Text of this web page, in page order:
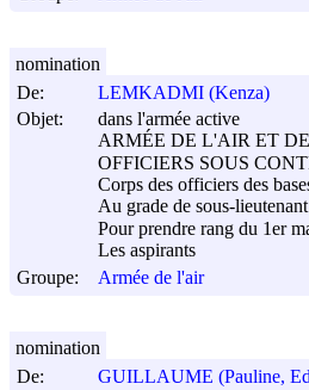
De:
LEMKADMI (Kenza)
Objet:
dans l'armée active
ARMÉE DE L'AIR ET
OFFICIERS SOUS
Corps des officiers des
Au grade de sous-lieutenant
Pour prendre rang du 1er
Les aspirants
Groupe:
Armée de l'air
nomination
De:
GUILLAUME (Pauline,
nomination